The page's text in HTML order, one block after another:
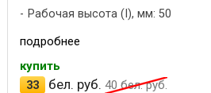
Рабочая высота (I), мм: 50
подробнее
купить
33
бел. руб. 40бел. руб.